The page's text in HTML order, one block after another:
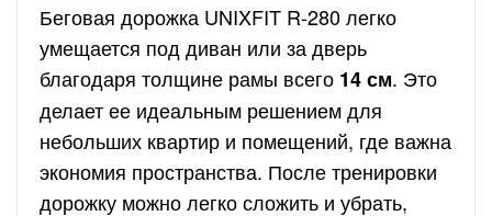
Беговая дорожка UNIXFIT R-280 легко
умещается под диван или за дверь
благодаря толщине рамы всего 14 см. Это
делает ее идеальным решением для
небольших квартир и помещений, где важна
экономия пространства. После тренировки
дорожку можно легко сложить и убрать,